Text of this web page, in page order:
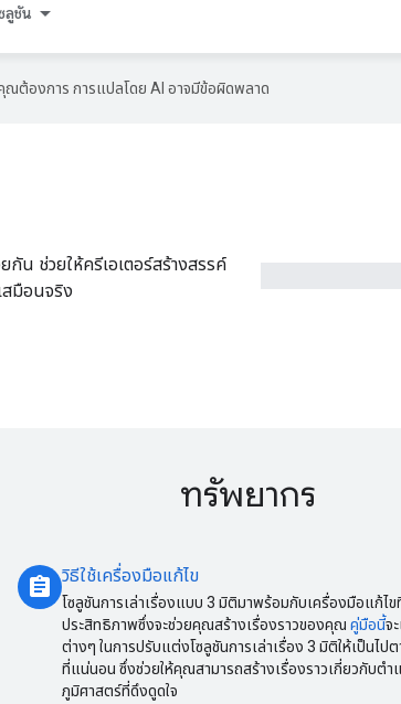
ลูชัน
คุณต้องการ การแปลโดย AI อาจมีข้อผิดพลาด
ยกัน ช่วยให้ครีเอเตอร์สร้างสรรค์
สมือนจริง
ทรัพยากร
assignment วิธีใช้เครื่องมือแก้ไข
โซลูชันการเล่าเรื่องแบบ 3 มิติมาพร้อมกับเครื่องมือแก้ไข
ประสิทธิภาพซึ่งจะช่วยคุณสร้างเรื่องราวของคุณ คู่มือนี้จ
ต่างๆ ในการปรับแต่งโซลูชันการเล่าเรื่อง 3 มิติให้เป็นไป
ที่แน่นอน ซึ่งช่วยให้คุณสามารถสร้างเรื่องราวเกี่ยวกับตำ
ภูมิศาสตร์ที่ดึงดูดใจ